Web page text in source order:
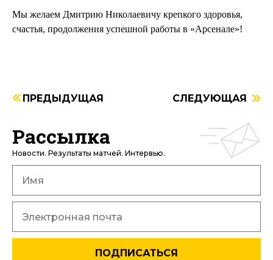
Мы желаем Дмитрию Николаевичу крепкого здоровья,
счастья, продолжения успешной работы в «Арсенале»!
ПРЕДЫДУЩАЯ СЛЕДУЮЩАЯ
Рассылка
Новости. Результаты матчей. Интервью.
ПОДПИСАТЬСЯ